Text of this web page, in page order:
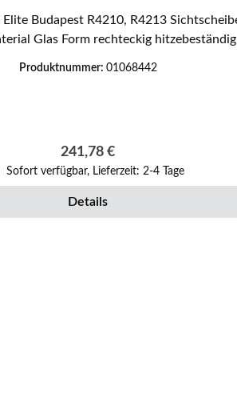
Glas Form rechteckig hitzebeständig
Produktnummer: 01068442
Regulärer Preis:
241,78 €
Sofort verfügbar, Lieferzeit: 2-4 Tage
Details